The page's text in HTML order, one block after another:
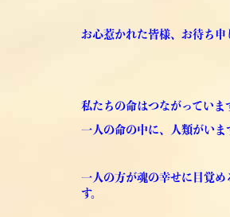
お心惹かれた皆様、お待ち申
私たちの命はつながっていま
一人の命の中に、人類がいま
一人の方が魂の幸せに目覚め
す。